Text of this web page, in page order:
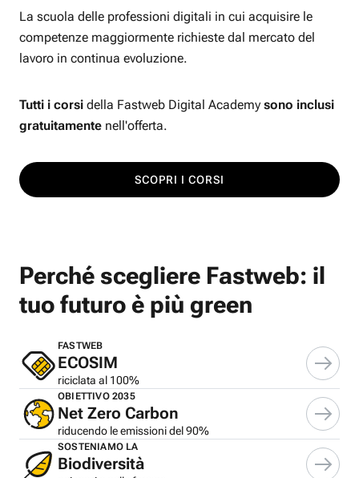
La scuola delle professioni digitali in cui acquisire le
competenze maggiormente richieste dal mercato del
lavoro in continua evoluzione.
Tutti i corsi della Fastweb Digital Academy sono inclusi
gratuitamente nell'offerta.
SCOPRI I CORSI
Perché scegliere Fastweb: il
tuo futuro è più green
FASTWEB
ECOSIM
riciclata al 100%
OBIETTIVO 2035
Net Zero Carbon
riducendo le emissioni del 90%
SOSTENIAMO LA
Biodiversità